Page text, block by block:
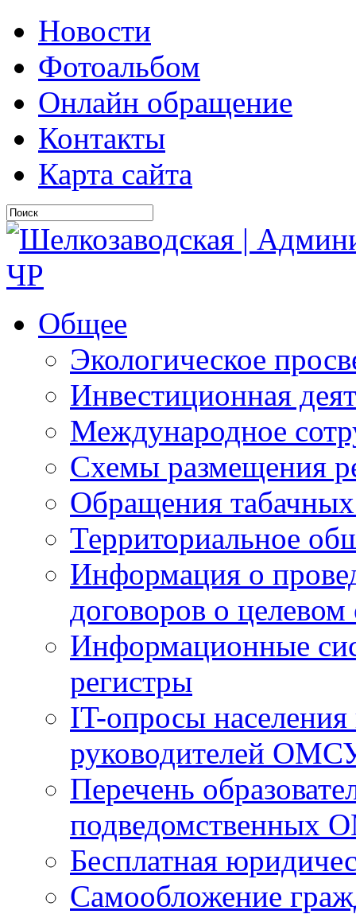
Новости
Фотоальбом
Онлайн обращение
Контакты
Карта сайта
Общее
Экологическое
Инвестиционная
Международное
Схемы размещения
Обращения
Территориальное
Информация о
договоров о
Информационные
регистры
IT-опросы населения
руководителей
Перечень
подведомственных
Бесплатная
Самообложение